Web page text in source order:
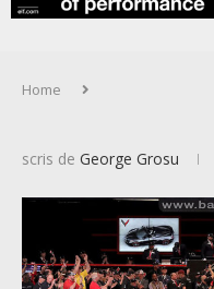
Home
scris de George Grosu